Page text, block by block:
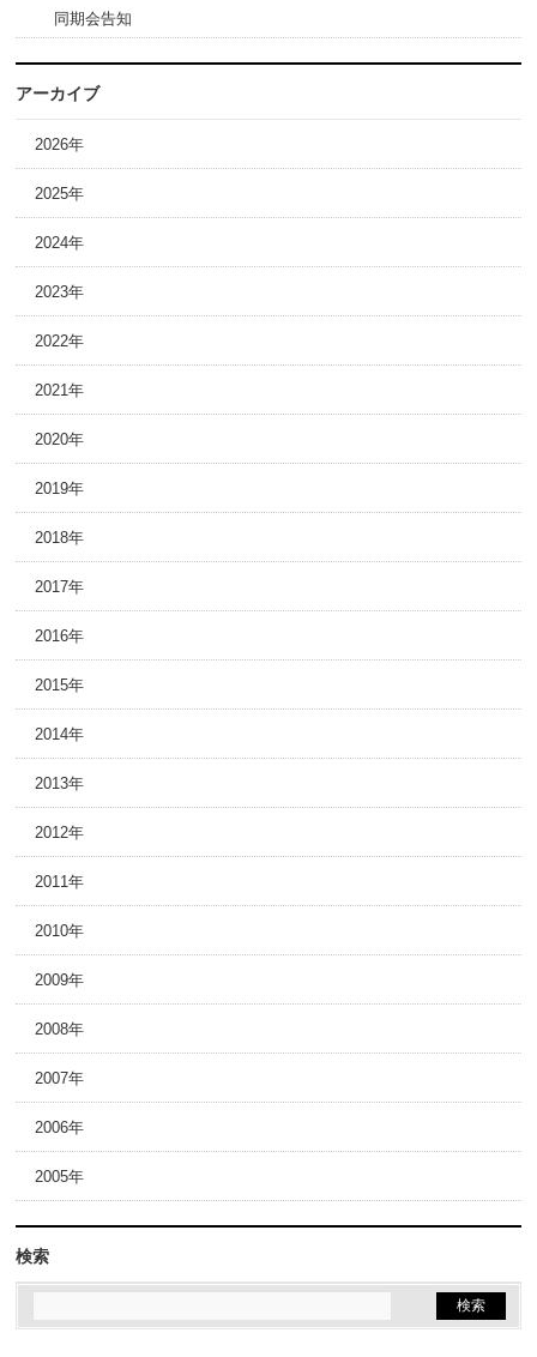
同期会告知
アーカイブ
2026年
2025年
2024年
2023年
2022年
2021年
2020年
2019年
2018年
2017年
2016年
2015年
2014年
2013年
2012年
2011年
2010年
2009年
2008年
2007年
2006年
2005年
検索